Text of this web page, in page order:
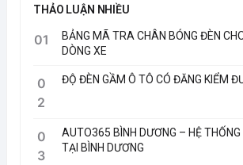
THẢO LUẬN NHIỀU
01
BẢNG MÃ TRA CHÂN BÓNG ĐÈN
DÒNG XE
0
2
ĐỘ ĐÈN GẦM Ô TÔ CÓ ĐĂNG KIỂM
0
3
AUTO365 BÌNH DƯƠNG – HỆ
TẠI BÌNH DƯƠNG